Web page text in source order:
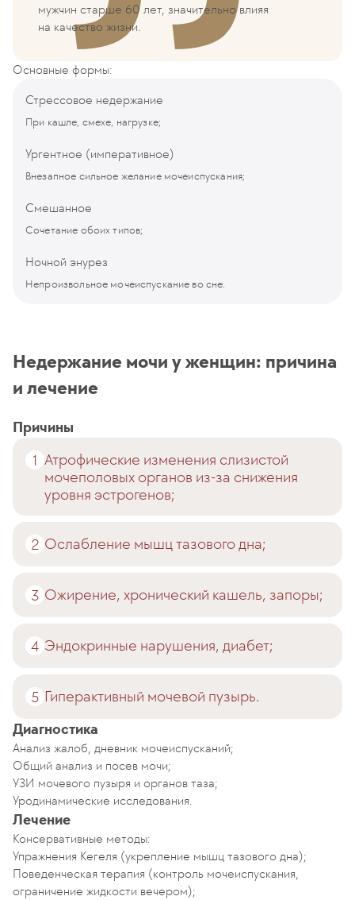
мужчин старше 60 лет, значительно влияя
на качество жизни.
Основные формы:
Стрессовое недержание
При кашле, смехе, нагрузке;
Ургентное (императивное)
Внезапное сильное желание мочеиспускания;
Смешанное
Сочетание обоих типов;
Ночной энурез
Непроизвольное мочеиспускание во сне.
Недержание мочи у женщин: причина
и лечение
Причины
Атрофические изменения слизистой
мочеполовых органов из-за снижения
уровня эстрогенов;
Ослабление мышц тазового дна;
Ожирение, хронический кашель, запоры;
Эндокринные нарушения, диабет;
Гиперактивный мочевой пузырь.
Диагностика
Анализ жалоб, дневник мочеиспусканий;
Общий анализ и посев мочи;
УЗИ мочевого пузыря и органов таза;
Уродинамические исследования.
Лечение
Консервативные методы:
Упражнения Кегеля (укрепление мышц тазового дна);
Поведенческая терапия (контроль мочеиспускания,
ограничение жидкости вечером);